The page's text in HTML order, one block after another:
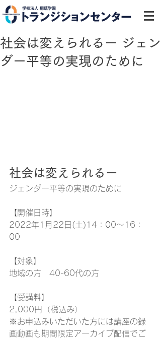
社会は変えられるー ジェン
ダー平等の実現のために
社会は変えられるー
ジェンダー平等の実現のために
【開催日時】
2022年1月22日(土)14：00～16：
00
【対象】
地域の方　40-60代の方
【受講料】
2,000円（税込み）
※お申込みいただいた方には講座の録
画動画も期間限定アーカイブ配信でご